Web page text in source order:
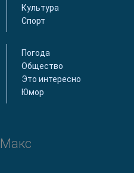
Культура
Спорт
Погода
Общество
Это интересно
Юмор
Макс